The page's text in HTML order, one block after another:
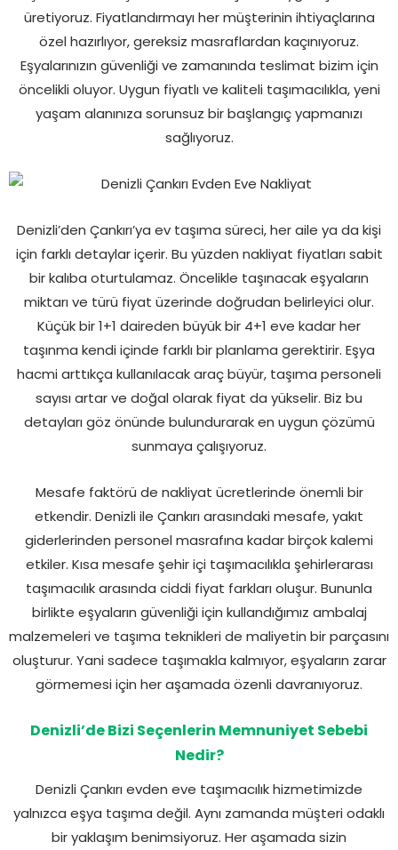
üretiyoruz. Fiyatlandırmayı her müşterinin ihtiyaçlarına
özel hazırlıyor, gereksiz masraflardan kaçınıyoruz.
Eşyalarınızın güvenliği ve zamanında teslimat bizim için
öncelikli oluyor. Uygun fiyatlı ve kaliteli taşımacılıkla, yeni
yaşam alanınıza sorunsuz bir başlangıç yapmanızı
sağlıyoruz.
Denizli’den Çankırı’ya ev taşıma süreci, her aile ya da kişi
için farklı detaylar içerir. Bu yüzden nakliyat fiyatları sabit
bir kalıba oturtulamaz. Öncelikle taşınacak eşyaların
miktarı ve türü fiyat üzerinde doğrudan belirleyici olur.
Küçük bir 1+1 daireden büyük bir 4+1 eve kadar her
taşınma kendi içinde farklı bir planlama gerektirir. Eşya
hacmi arttıkça kullanılacak araç büyür, taşıma personeli
sayısı artar ve doğal olarak fiyat da yükselir. Biz bu
detayları göz önünde bulundurarak en uygun çözümü
sunmaya çalışıyoruz.
Mesafe faktörü de nakliyat ücretlerinde önemli bir
etkendir. Denizli ile Çankırı arasındaki mesafe, yakıt
giderlerinden personel masrafına kadar birçok kalemi
etkiler. Kısa mesafe şehir içi taşımacılıkla şehirlerarası
taşımacılık arasında ciddi fiyat farkları oluşur. Bununla
birlikte eşyaların güvenliği için kullandığımız ambalaj
malzemeleri ve taşıma teknikleri de maliyetin bir parçasını
oluşturur. Yani sadece taşımakla kalmıyor, eşyaların zarar
görmemesi için her aşamada özenli davranıyoruz.
Denizli’de Bizi Seçenlerin Memnuniyet Sebebi
Nedir?
Denizli Çankırı evden eve taşımacılık hizmetimizde
yalnızca eşya taşıma değil. Aynı zamanda müşteri odaklı
bir yaklaşım benimsiyoruz. Her aşamada sizin